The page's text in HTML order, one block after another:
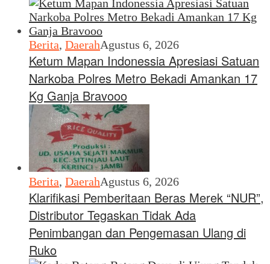
Berita, DaerahAgustus 6, 2026
Ketum Mapan Indonessia Apresiasi Satuan
Narkoba Polres Metro Bekadi Amankan 17
Kg Ganja Bravooo
Berita, DaerahAgustus 6, 2026
Klarifikasi Pemberitaan Beras Merek “NUR”,
Distributor Tegaskan Tidak Ada
Penimbangan dan Pengemasan Ulang di
Ruko